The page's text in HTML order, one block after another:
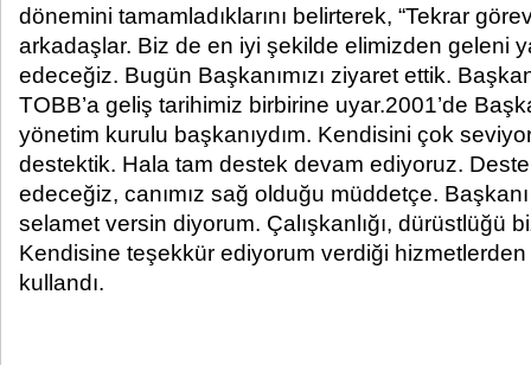
dönemini tamamladıklarını belirterek, “Tekrar
arkadaşlar. Biz de en iyi şekilde elimizden geleni
edeceğiz. Bugün Başkanımızı ziyaret ettik.
TOBB’a geliş tarihimiz birbirine uyar.2001’de
yönetim kurulu başkanıydım. Kendisini çok
destektik. Hala tam destek devam ediyoruz.
edeceğiz, canımız sağ olduğu müddetçe.
selamet versin diyorum. Çalışkanlığı, dürüstlüğü
Kendisine teşekkür ediyorum verdiği hizmetlerden
kullandı.